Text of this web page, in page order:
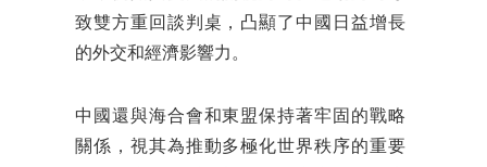
致雙方重回談判桌，凸顯了中國日益增長
的外交和經濟影響力。
中國還與海合會和東盟保持著牢固的戰略
關係，視其為推動多極化世界秩序的重要